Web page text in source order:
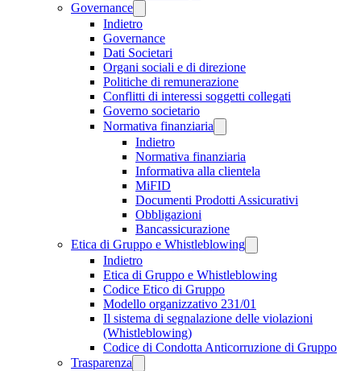
Governance
Indietro
Governance
Dati Societari
Organi sociali e di direzione
Politiche di remunerazione
Conflitti di interessi soggetti collegati
Governo societario
Normativa finanziaria
Indietro
Normativa finanziaria
Informativa alla clientela
MiFID
Documenti Prodotti Assicurativi
Obbligazioni
Bancassicurazione
Etica di Gruppo e Whistleblowing
Indietro
Etica di Gruppo e Whistleblowing
Codice Etico di Gruppo
Modello organizzativo 231/01
Il sistema di segnalazione delle violazioni
(Whistleblowing)
Codice di Condotta Anticorruzione di Gruppo
Trasparenza